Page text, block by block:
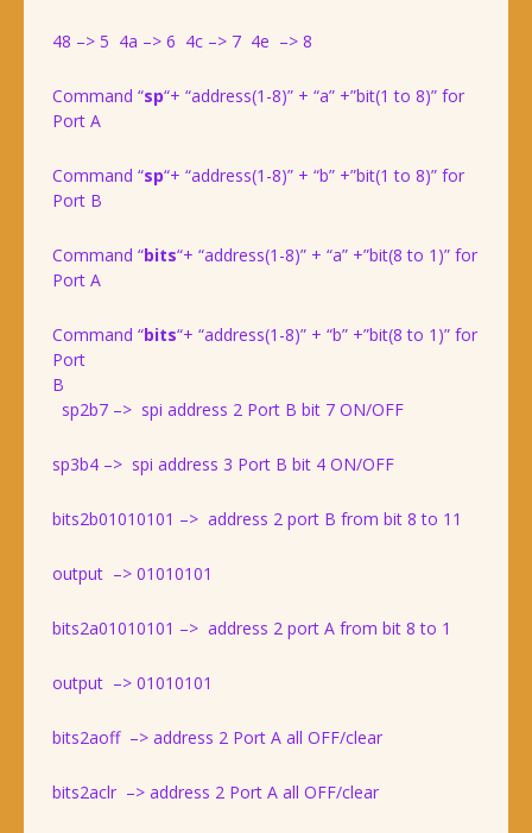
48 –> 5 4a –> 6 4c –> 7 4e –> 8
Command “sp“+ “address(1-8)” + “a” +”bit(1 to 8)” for
Port A
Command “sp“+ “address(1-8)” + “b” +”bit(1 to 8)” for
Port B
Command “bits“+ “address(1-8)” + “a” +”bit(8 to 1)” for
Port A
Command “bits“+ “address(1-8)” + “b” +”bit(8 to 1)” for
Port
sp2b7 –> spi address 2 Port B bit 7 ON/OFF
sp3b4 –> spi address 3 Port B bit 4 ON/OFF
bits2b01010101 –> address 2 port B from bit 8 to 11
output –> 01010101
bits2a01010101 –> address 2 port A from bit 8 to 1
output –> 01010101
bits2aoff –> address 2 Port A all OFF/clear
bits2aclr –> address 2 Port A all OFF/clear